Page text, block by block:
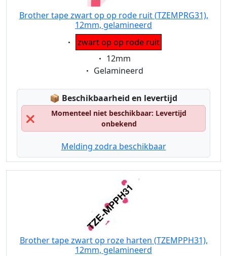
Brother tape zwart op op rode ruit (TZEMPRG31),
12mm, gelamineerd
Eigenschaft:
zwart op op rode ruit
Eigenschaft:
12mm
Eigenschaft:
Gelamineerd
📦 Lagerstatus:
Beschikbaarheid en levertijd
❌
Momenteel niet beschikbaar: Levertijd
onbekend
Melding zodra beschikbaar
Brother tape zwart op roze harten (TZEMPPH31),
12mm, gelamineerd